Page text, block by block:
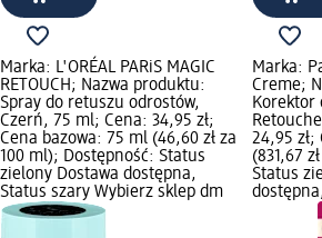
Marka: L'ORÉAL PARiS MAGIC
RETOUCH; Nazwa produktu:
Spray do retuszu odrostów,
Czerń, 75 ml; Cena: 34,95 zł;
Cena bazowa: 75 ml (46,60 zł za
100 ml); Dostępność: Status
zielony Dostawa dostępna,
Status szary Wybierz sklep dm
Marka:
Creme;
Korektor
24,95 zł;
(831,67
Status